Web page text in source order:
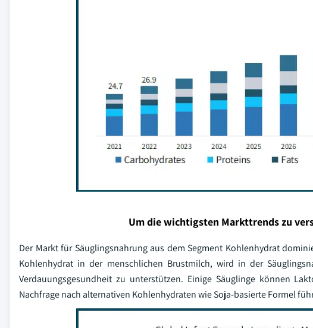
Um die wichtigsten Markttrends zu
Der Markt für Säuglingsnahrung aus dem Segment Kohlenhydrat
Kohlenhydrat in der menschlichen Brustmilch, wird in der
Verdauungsgesundheit zu unterstützen. Einige Säuglinge können
Nachfrage nach alternativen Kohlenhydraten wie Soja-basierte Formel